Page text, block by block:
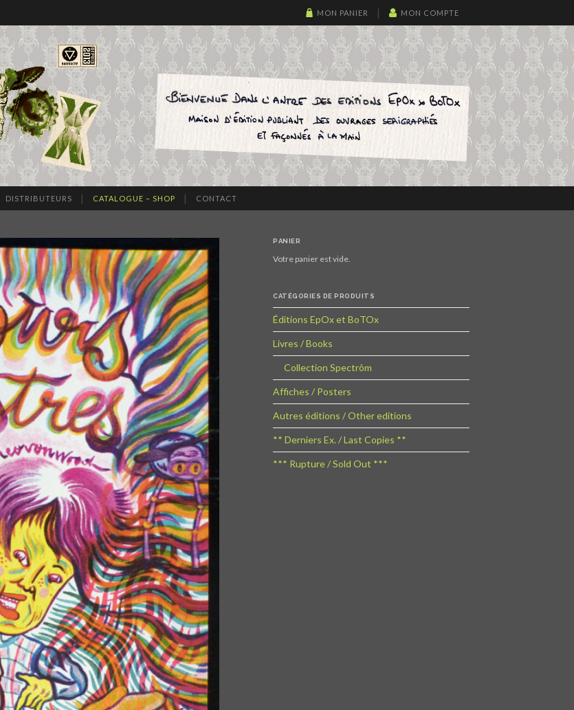
MON COMPTE
MON PANIER
DISTRIBUTEURS CATALOGUE – SHOP CONTACT
PANIER
Votre panier est vide.
CATÉGORIES DE PRODUITS
Éditions EpOx et BoTOx
Livres / Books
Collection Spectrôm
Affiches / Posters
Autres éditions / Other editions
** Derniers Ex. / Last Copies **
*** Rupture / Sold Out ***